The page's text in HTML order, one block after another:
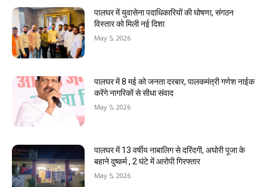
पालघर में युवासेना पदाधिकारियों की घोषणा, संगठन
विस्तार को मिली नई दिशा
May 5, 2026
पालघर में 8 मई को जनता दरबार, पालकमंत्री गणेश नाईक
करेंगे नागरिकों से सीधा संवाद
May 5, 2026
पालघर में 13 वर्षीय नाबालिग से दरिंदगी, अघोरी पूजा के
बहाने दुष्कर्म , 2 घंटे में आरोपी गिरफ्तार
May 5, 2026